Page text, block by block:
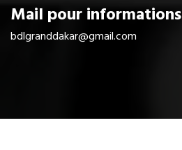
Mail pour informations
bdlgranddakar@gmail.com